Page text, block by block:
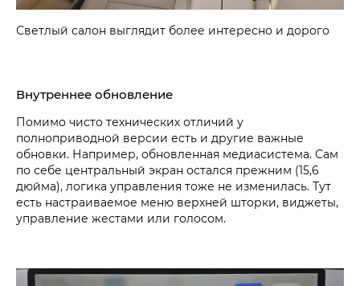
Светлый салон выглядит более интересно и дорого
Внутреннее обновление
Помимо чисто технических отличий у
полноприводной версии есть и другие важные
обновки. Например, обновленная медиасистема. Сам
по себе центральный экран остался прежним (15,6
дюйма), логика управления тоже не изменилась. Тут
есть настраиваемое меню верхней шторки, виджеты,
управление жестами или голосом.